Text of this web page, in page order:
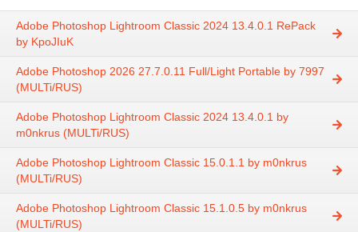
Adobe Photoshop Lightroom Classic 2024 13.4.0.1 RePack
by KpoJIuK
Adobe Photoshop 2026 27.7.0.11 Full/Light Portable by 7997
(MULTi/RUS)
Adobe Photoshop Lightroom Classic 2024 13.4.0.1 by
m0nkrus (MULTi/RUS)
Adobe Photoshop Lightroom Classic 15.0.1.1 by m0nkrus
(MULTi/RUS)
Adobe Photoshop Lightroom Classic 15.1.0.5 by m0nkrus
(MULTi/RUS)